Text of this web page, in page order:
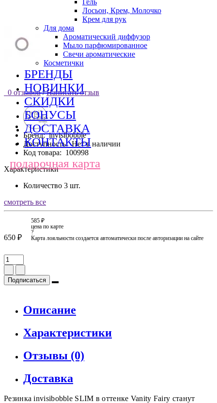
Гель
Лосьон, Крем, Молочко
Крем для рук
Для дома
Ароматический диффузор
Мыло парфюмированное
Свечи ароматические
Косметички
БРЕНДЫ
НОВИНКИ
СКИДКИ
БОНУСЫ
ДОСТАВКА
КОНТАКТЫ
подарочная карта
0 отзывов / Написать отзыв
Бренд: invisibobble
Доступность:Нет в наличии
Код товара: 100998
Характеристики
Количество 3 шт.
смотреть все
650 ₽
585 ₽
цена по карте
?
Карта лояльности создается автоматически после авторизации на сайте
Подписаться
Описание
Характеристики
Отзывы (0)
Доставка
Резинка invisibobble SLIM в оттенке Vanity Fairy станут